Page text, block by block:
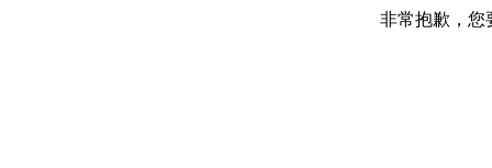
非常抱歉，您